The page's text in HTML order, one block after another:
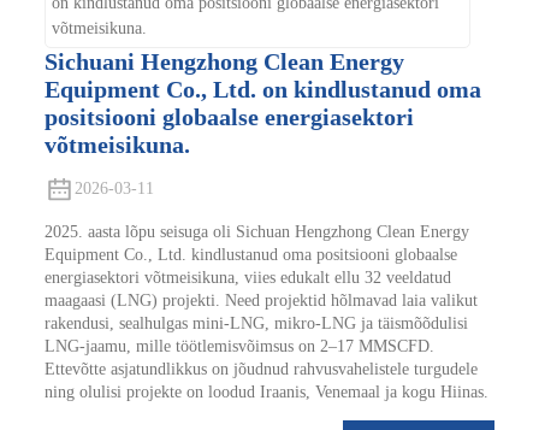
Sichuani Hengzhong Clean Energy
Equipment Co., Ltd. on kindlustanud oma
positsiooni globaalse energiasektori
võtmeisikuna.
2026-03-11
2025. aasta lõpu seisuga oli Sichuan Hengzhong Clean Energy
Equipment Co., Ltd. kindlustanud oma positsiooni globaalse
energiasektori võtmeisikuna, viies edukalt ellu 32 veeldatud
maagaasi (LNG) projekti. Need projektid hõlmavad laia valikut
rakendusi, sealhulgas mini-LNG, mikro-LNG ja täismõõdulisi
LNG-jaamu, mille töötlemisvõimsus on 2–17 MMSCFD.
Ettevõtte asjatundlikkus on jõudnud rahvusvahelistele turgudele
ning olulisi projekte on loodud Iraanis, Venemaal ja kogu Hiinas.